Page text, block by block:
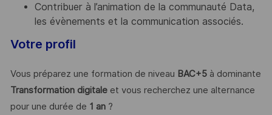
Contribuer à l’animation de la communauté Data,
les évènements et la communication associés.
Votre profil
Vous préparez une formation de niveau BAC+5à dominante
Transformation digitale et vous recherchez une alternance
pour une durée de 1 an?